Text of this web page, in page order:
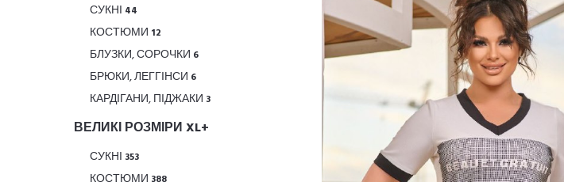
СУКНІ 44
КОСТЮМИ 12
БЛУЗКИ, СОРОЧКИ 6
БРЮКИ, ЛЕГГІНСИ 6
КАРДІГАНИ, ПІДЖАКИ 3
ВЕЛИКІ РОЗМІРИ XL+
СУКНІ 353